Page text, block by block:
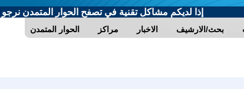
إذا لديكم مشاكل تقنية في تصفح الحوار المتمدن نرجو
الحوار المتمدن مراكز الاخبار بحث/الارشيف